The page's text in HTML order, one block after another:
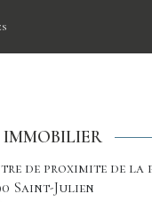
de proximite de la
Saint-Julien